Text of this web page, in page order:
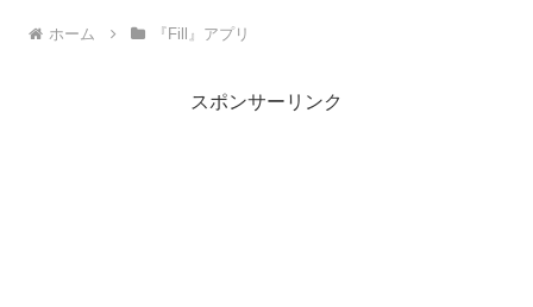
ホーム 『Fill』アプリ
スポンサーリンク